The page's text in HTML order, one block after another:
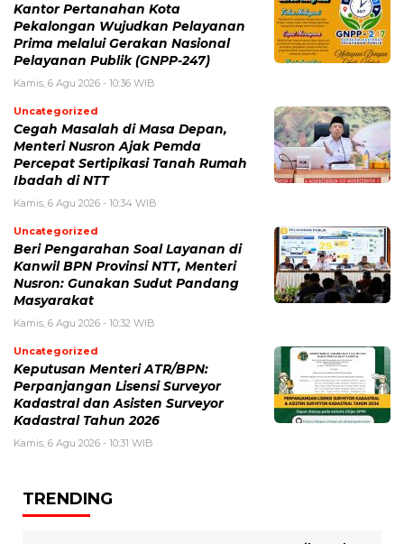
Kantor Pertanahan Kota
Pekalongan Wujudkan Pelayanan
Prima melalui Gerakan Nasional
Pelayanan Publik (GNPP-247)
Kamis, 6 Agu 2026 - 10:36 WIB
Uncategorized
Cegah Masalah di Masa Depan,
Menteri Nusron Ajak Pemda
Percepat Sertipikasi Tanah Rumah
Ibadah di NTT
Kamis, 6 Agu 2026 - 10:34 WIB
Uncategorized
Beri Pengarahan Soal Layanan di
Kanwil BPN Provinsi NTT, Menteri
Nusron: Gunakan Sudut Pandang
Masyarakat
Kamis, 6 Agu 2026 - 10:32 WIB
Uncategorized
Keputusan Menteri ATR/BPN:
Perpanjangan Lisensi Surveyor
Kadastral dan Asisten Surveyor
Kadastral Tahun 2026
Kamis, 6 Agu 2026 - 10:31 WIB
TRENDING